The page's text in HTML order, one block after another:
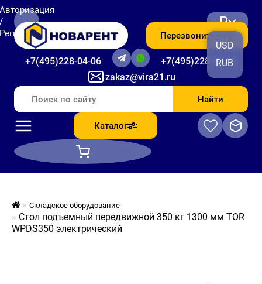
zakaz@vira21.ru
+7(495)228-04-06 +7(495)228-06-56
Перезвоните мне
₽
USD
RUB
Найти
Каталог
Складское оборудование
Стол подъемный передвижной 350 кг 1300 мм TOR
WPDS350 электрический